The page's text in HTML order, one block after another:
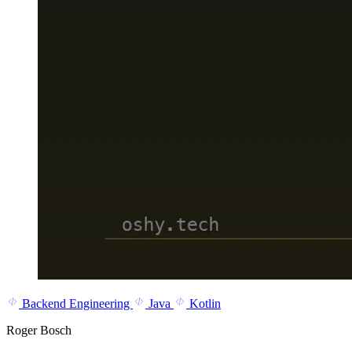
Backend Engineering Java
Kotlin
Roger Bosch